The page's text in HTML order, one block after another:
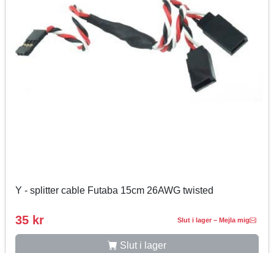
Y - splitter cable Futaba 15cm 26AWG twisted
35 kr Slut i lager – Mejla mig
Slut i lager